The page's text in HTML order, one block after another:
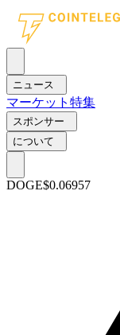
ニュース
マーケット 特集
スポンサー
について
DOGE$0.06957